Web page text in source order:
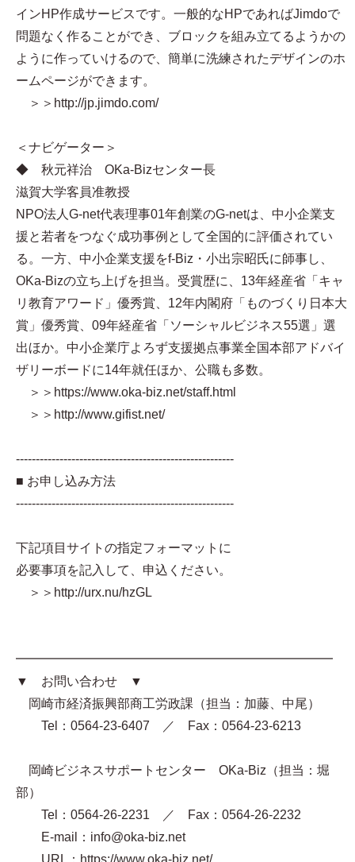
インHP作成サービスです。一般的なHPであればJimdoで
問題なく作ることができ、ブロックを組み立てるようかの
ように作っていけるので、簡単に洗練されたデザインのホ
ームページができます。
＞＞http://jp.jimdo.com/
＜ナビゲーター＞
◆ 秋元祥治 OKa-Bizセンター長
滋賀大学客員准教授
NPO法人G-net代表理事01年創業のG-netは、中小企業支
援と若者をつなぐ成功事例として全国的に評価されてい
る。一方、中小企業支援をf-Biz・小出宗昭氏に師事し、
OKa-Bizの立ち上げを担当。受賞歴に、13年経産省「キャ
リ教育アワード」優秀賞、12年内閣府「ものづくり日本大
賞」優秀賞、09年経産省「ソーシャルビジネス55選」選
出ほか。中小企業庁よろず支援拠点事業全国本部アドバイ
ザリーボードに14年就任ほか、公職も多数。
＞＞https://www.oka-biz.net/staff.html
＞＞http://www.gifist.net/
-------------------------------------------------------
■ お申し込み方法
-------------------------------------------------------
下記項目サイトの指定フォーマットに
必要事項を記入して、申込ください。
＞＞http://urx.nu/hzGL
━━━━━━━━━━━━━━━━━━━━━━━━━
▼ お問い合わせ ▼
岡崎市経済振興部商工労政課（担当：加藤、中尾）
Tel：0564-23-6407 ／ Fax：0564-23-6213
岡崎ビジネスサポートセンター OKa-Biz（担当：堀
部）
Tel：0564-26-2231 ／ Fax：0564-26-2232
E-mail：info@oka-biz.net